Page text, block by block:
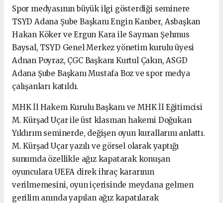
Spor medyasının büyük ilgi gösterdiği seminere
TSYD Adana Şube Başkanı Engin Kanber, Asbaşkan
Hakan Köker ve Ergun Kara ile Sayman Şehmus
Baysal, TSYD Genel Merkez yönetim kurulu üyesi
Adnan Poyraz, ÇGC Başkanı Kurtul Çakın, ASGD
Adana Şube Başkanı Mustafa Boz ve spor medya
çalışanları katıldı.
MHK İl Hakem Kurulu Başkanı ve MHK İl Eğitimcisi
M. Kürşad Uçar ile üst klasman hakemi Doğukan
Yıldırım seminerde, değişen oyun kurallarını anlattı.
M. Kürşad Uçar yazılı ve görsel olarak yaptığı
sunumda özellikle ağız kapatarak konuşan
oyunculara UEFA direk ihraç kararının
verilmemesini, oyun içerisinde meydana gelmen
gerilim anında yapılan ağız kapatılarak